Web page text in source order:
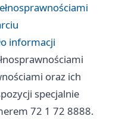
informacji
oraz ich
specjalnie
72 1 72 8888.